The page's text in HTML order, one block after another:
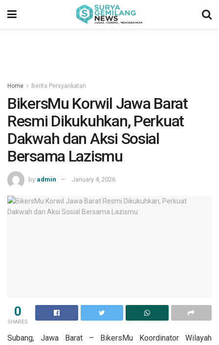
Home Berita Persyarikatan
BikersMu Korwil Jawa Barat
Resmi Dikukuhkan, Perkuat
Dakwah dan Aksi Sosial
Bersama Lazismu
by admin January 4, 2026
0
SHARES
Subang, Jawa Barat – BikersMu Koordinator Wilayah